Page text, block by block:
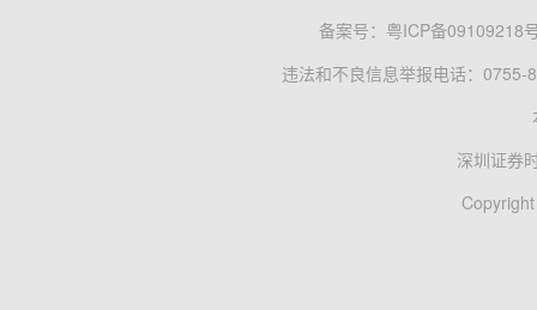
备案号： 粤ICP备09109218
违法和不良信息举报电话：0755-
深圳证券